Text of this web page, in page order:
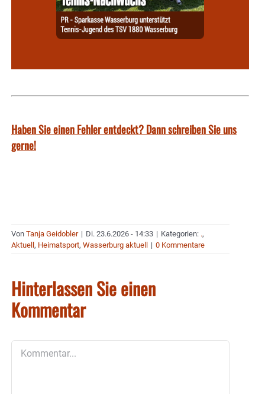
Haben Sie einen Fehler entdeckt? Dann schreiben Sie uns
gerne!
Von Tanja Geidobler | Di. 23.6.2026 - 14:33 | Kategorien: .,
Aktuell , Heimatsport, Wasserburg aktuell | 0 Kommentare
Hinterlassen Sie einen
Kommentar